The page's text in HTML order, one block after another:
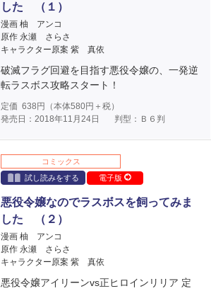
した （１）
漫画 柚 アンコ
原作 永瀬 さらさ
キャラクター原案 紫 真依
破滅フラグ回避を目指す悪役令嬢の、一発逆
転ラスボス攻略スタート！
定価 638 円（本体580円＋税）
発売日：2018年11月24日
判型：Ｂ６判
コミックス
試し読みをする
電子版
悪役令嬢なのでラスボスを飼ってみま
した （２）
漫画 柚 アンコ
原作 永瀬 さらさ
キャラクター原案 紫 真依
悪役令嬢アイリーンvs正ヒロインリリア 定